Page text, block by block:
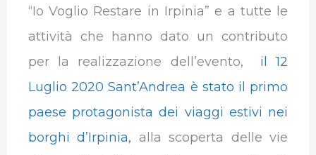
“Io Voglio Restare in Irpinia” e a tutte le
attività che hanno dato un contributo
per la realizzazione dell’evento, il 12
Luglio 2020 Sant’Andrea è stato il primo
paese protagonista dei viaggi estivi nei
borghi d’Irpinia, alla scoperta delle vie